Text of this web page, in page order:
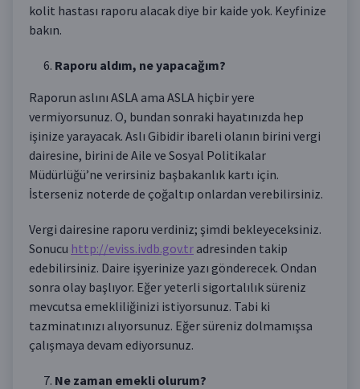
kolit hastası raporu alacak diye bir kaide yok. Keyfinize
bakın.
Raporu aldım, ne yapacağım?
Raporun aslını ASLA ama ASLA hiçbir yere
vermiyorsunuz. O, bundan sonraki hayatınızda hep
işinize yarayacak. Aslı Gibidir ibareli olanın birini vergi
dairesine, birini de Aile ve Sosyal Politikalar
Müdürlüğü’ne verirsiniz başbakanlık kartı için.
İsterseniz noterde de çoğaltıp onlardan verebilirsiniz.
Vergi dairesine raporu verdiniz; şimdi bekleyeceksiniz.
Sonucu http://eviss.ivdb.gov.tradresinden takip
edebilirsiniz. Daire işyerinize yazı gönderecek. Ondan
sonra olay başlıyor. Eğer yeterli sigortalılık süreniz
mevcutsa emekliliğinizi istiyorsunuz. Tabi ki
tazminatınızı alıyorsunuz. Eğer süreniz dolmamışsa
çalışmaya devam ediyorsunuz.
Ne zaman emekli olurum?